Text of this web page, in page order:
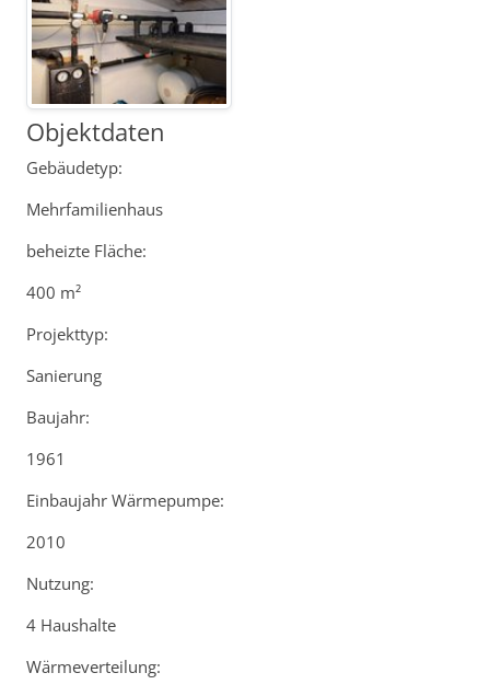
Objektdaten
Gebäudetyp:
Mehrfamilienhaus
beheizte Fläche:
400 m²
Projekttyp:
Sanierung
Baujahr:
1961
Einbaujahr Wärmepumpe:
2010
Nutzung:
4 Haushalte
Wärmeverteilung: